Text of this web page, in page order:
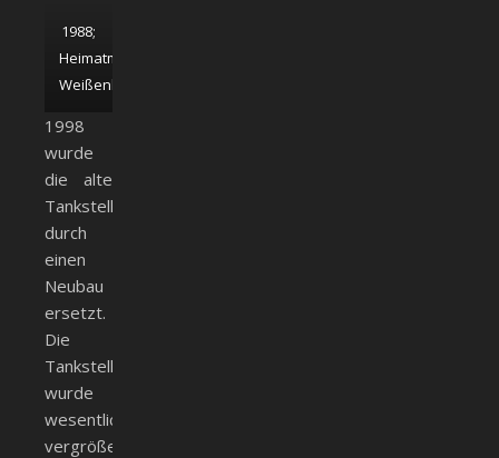
1988;
Heimatmuseum
Weißenhorn
1998
wurde
die alte
Tankstelle
durch
einen
Neubau
ersetzt.
Die
Tankstelle
wurde
wesentlich
vergrößert